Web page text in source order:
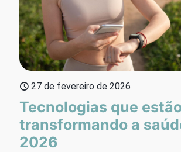
27 de fevereiro de 2026
Tecnologias que
transformando a
2026